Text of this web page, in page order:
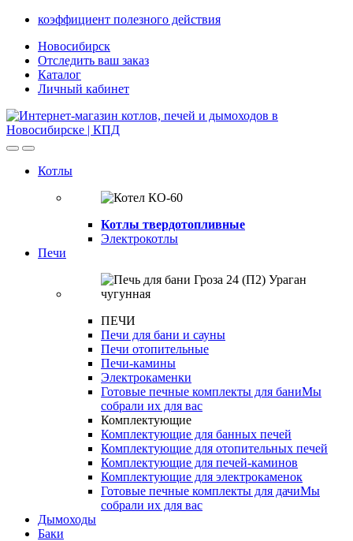
Skip
navigation
Skip
content
коэффициент полезного действия
Новосибирск
Отследить ваш заказ
Каталог
Личный кабинет
OpenClose
Котлы
Котлы твердотопливные
Электрокотлы
Печи
ПЕЧИ
Печи для бани и сауны
Печи отопительные
Печи-камины
Электрокаменки
Готовые печные комплекты для баниМы
собрали их для вас
Комплектующие
Комплектующие для банных печей
Комплектующие для отопительных печей
Комплектующие для печей-каминов
Комплектующие для электрокаменок
Готовые печные комплекты для дачиМы
собрали их для вас
Дымоходы
Баки